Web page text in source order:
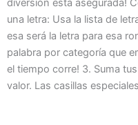
diversión está asegurada!
una letra: Usa la lista de
esa será la letra para esa
palabra por categoría que
el tiempo corre! 3. Suma
valor. Las casillas